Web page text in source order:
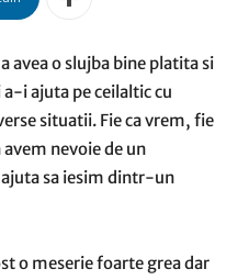
avea o slujba bine platita si
i ajuta pe ceilaltic cu
situatii. Fie ca vrem, fie
nevoie de un
ajuta sa iesim dintr-un
o meserie foarte grea dar